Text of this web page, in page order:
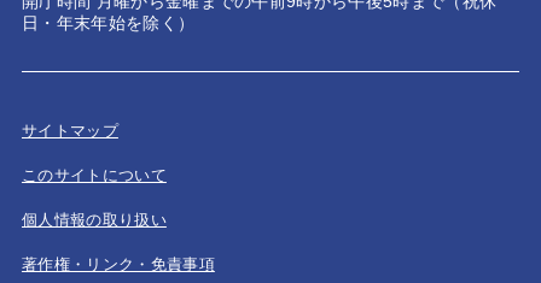
日・年末年始を除く）
サイトマップ
このサイトについて
個人情報の取り扱い
著作権・リンク・免責事項